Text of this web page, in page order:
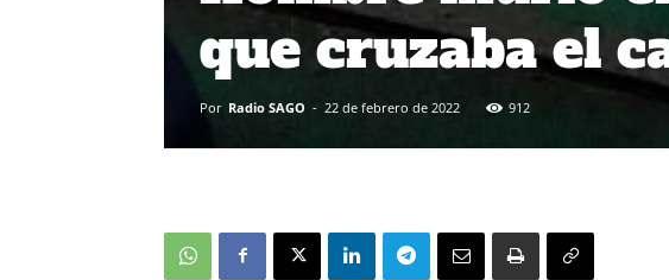
que cruzaba el
Por Radio SAGO - 22 de febrero de 2022 912